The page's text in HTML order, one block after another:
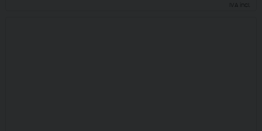
IVA incl.